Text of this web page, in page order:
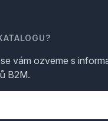
vám ozveme s
B2M.